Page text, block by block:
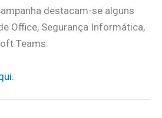
destacam-se alguns
Office, Segurança Informática,
Teams.